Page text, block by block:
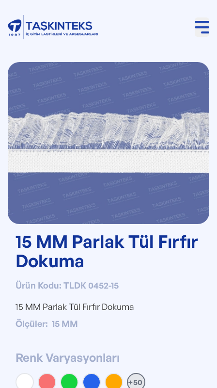
15 MM Parlak Tül Fırfır
Dokuma
Ürün Kodu: TLDK 0452-15
15 MM Parlak Tül Fırfır Dokuma
Ölçüler: 15 MM
Renk Varyasyonları
+50